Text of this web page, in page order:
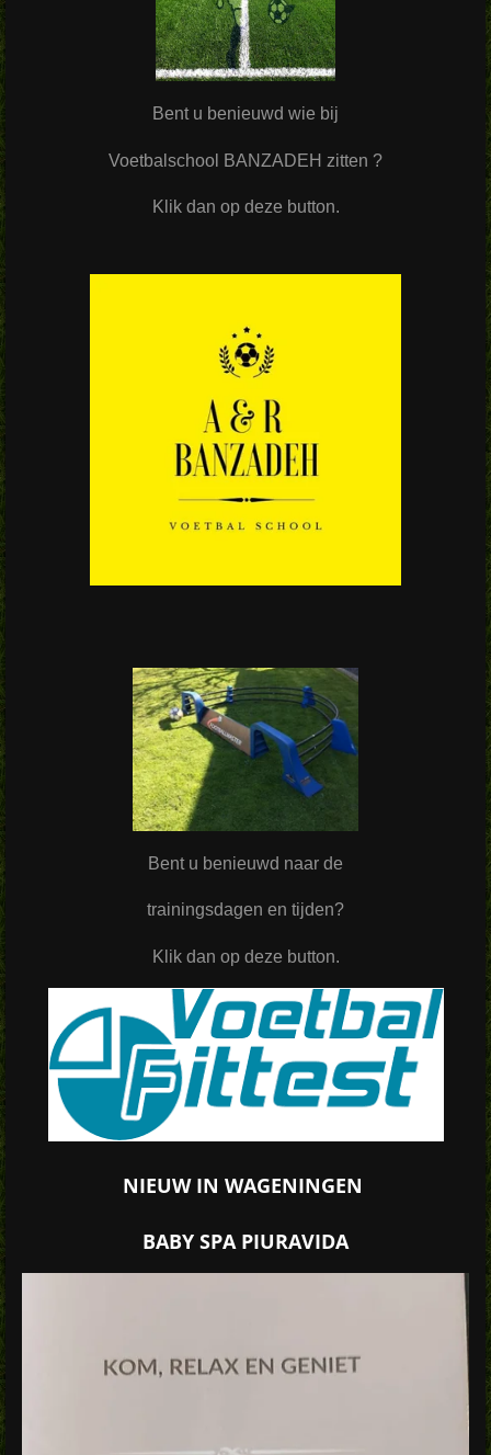
Bent u benieuwd wie bij
Voetbalschool BANZADEH zitten ?
Klik dan op deze button.
Bent u benieuwd naar de
trainingsdagen en tijden?
Klik dan op deze button.
NIEUW IN WAGENINGEN
BABY SPA PIURAVIDA